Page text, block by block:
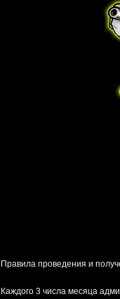
Правила проведения и
Каждого 3 числа месяца